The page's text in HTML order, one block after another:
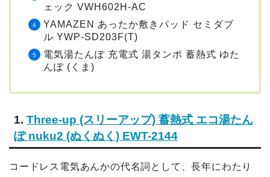
ェック VWH602H-AC
YAMAZEN あったか敷きパッド セミダブ
ル YWP-SD203F(T)
電気湯たんぽ 充電式 湯タンポ 蓄熱式 ゆた
んぽ (くま)
1. Three-up (スリーアップ) 蓄熱式 エコ湯たん
ぽ nuku2 (ぬくぬく) EWT-2144
コードレス電気あんかの代名詞として、長年にわたり